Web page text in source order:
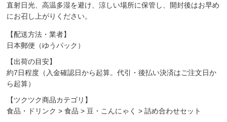
直射日光、高温多湿を避け、涼しい場所に保管し、開封後はお早め
にお召し上がりください。
【配送方法・業者】
日本郵便（ゆうパック）
【出荷の目安】
約7日程度（入金確認日から起算。代引・後払い決済はご注文日か
ら起算）
【ツクツク商品カテゴリ】
食品・ドリンク >食品 > 豆・こんにゃく >詰め合わせセット